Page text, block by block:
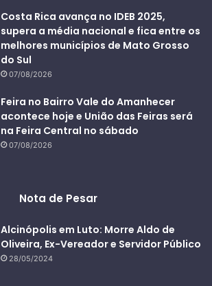
Costa Rica avança no IDEB 2025,
supera a média nacional e fica entre os
melhores municípios de Mato Grosso
do Sul
07/08/2026
Feira no Bairro Vale do Amanhecer
acontece hoje e União das Feiras será
na Feira Central no sábado
07/08/2026
Nota de Pesar
Alcinópolis em Luto: Morre Aldo de
Oliveira, Ex-Vereador e Servidor Público
28/05/2024